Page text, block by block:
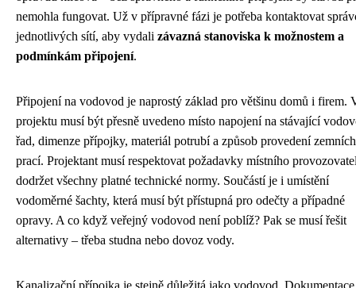
nemohla fungovat. Už v přípravné fázi je potřeba kontaktovat
jednotlivých sítí, aby vydali závazná stanoviska k možnostem a
podmínkám připojení.
Připojení na vodovod je naprostý základ pro většinu domů i firem.
projektu musí být přesně uvedeno místo napojení na stávající
řad, dimenze přípojky, materiál potrubí a způsob provedení zemních
prací. Projektant musí respektovat požadavky místního
dodržet všechny platné technické normy. Součástí je i umístění
vodoměrné šachty, která musí být přístupná pro odečty a případné
opravy. A co když veřejný vodovod není poblíž? Pak se musí řešit
alternativy – třeba studna nebo dovoz vody.